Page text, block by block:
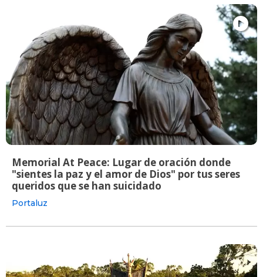
Memorial At Peace: Lugar de oración donde
"sientes la paz y el amor de Dios" por tus seres
queridos que se han suicidado
Portaluz